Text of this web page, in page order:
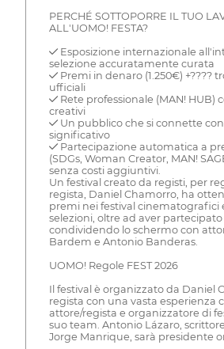
PERCHÉ SOTTOPORRE IL TUO
ALL'UOMO! FESTA?
✔ Esposizione internazionale
selezione accuratamente curata
✔ Premi in denaro (1.250€) +????
ufficiali
✔ Rete professionale (MAN! HUB)
creativi
✔ Un pubblico che si connette
significativo
✔ Partecipazione automatica a
(SDGs, Woman Creator, MAN!
senza costi aggiuntivi.
Un festival creato da registi, per
regista, Daniel Chamorro, ha
premi nei festival cinematografici
selezioni, oltre ad aver
condividendo lo schermo con
Bardem e Antonio Banderas.
UOMO! Regole FEST 2026
Il festival è organizzato da Daniel
regista con una vasta esperienza
attore/regista e organizzatore di
suo team. Antonio Lázaro,
Jorge Manrique, sarà presidente